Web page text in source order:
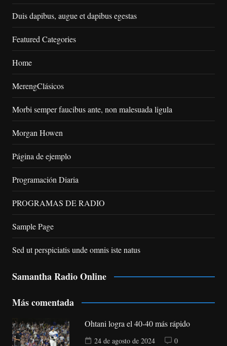
Duis dapibus, augue et dapibus egestas
Featured Categories
Home
MerengClásicos
Morbi semper faucibus ante, non malesuada ligula
Morgan Howen
Página de ejemplo
Programación Diaria
PROGRAMAS DE RADIO
Sample Page
Sed ut perspiciatis unde omnis iste natus
Samantha Radio Online
Más comentada
Ohtani logra el 40-40 más rápido
24 de agosto de 2024 0